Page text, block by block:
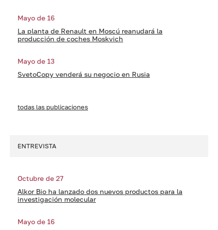
Mayo de 16
La planta de Renault en Moscú reanudará la
producción de coches Moskvich
Mayo de 13
SvetoCopy venderá su negocio en Rusia
todas las publicaciones
ENTREVISTA
Octubre de 27
Alkor Bio ha lanzado dos nuevos productos para la
investigación molecular
Mayo de 16